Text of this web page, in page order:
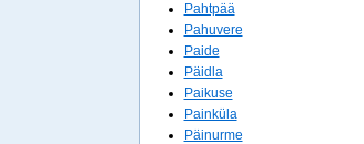
Pahtpää
Pahuvere
Paide
Päidla
Paikuse
Painküla
Päinurme